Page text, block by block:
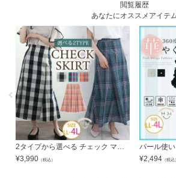
閲覧履歴
あなたにオススメアイテ
2タイプから選べる チェック マキシスカート | 大きいサイズの通販ならハッピーマリリン
¥3,990 （税込）
¥2,494 （税込）